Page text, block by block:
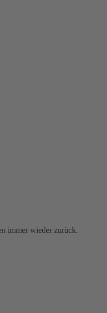
immer wieder zurück.